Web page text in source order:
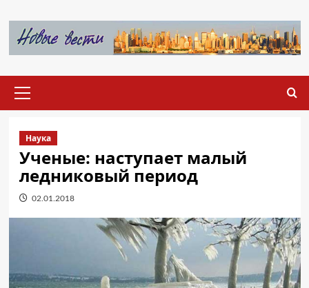
содержимому
меню
Наука
Ученые: наступает малый
ледниковый период
02.01.2018